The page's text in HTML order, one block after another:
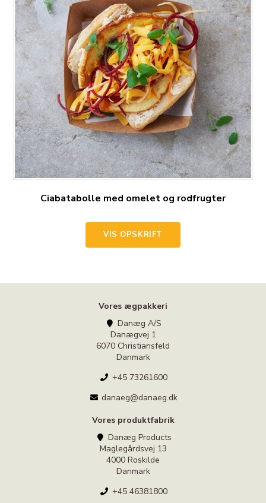
Ciabatabolle med omelet og rodfrugter
VIS OPSKRIFT
Vores ægpakkeri
Danæg A/S
Danægvej 1
6070 Christiansfeld
Danmark
+45 73261600
danaeg@danaeg.dk
Vores produktfabrik
Danæg Products
Maglegårdsvej 13
4000 Roskilde
Danmark
+45 46381800